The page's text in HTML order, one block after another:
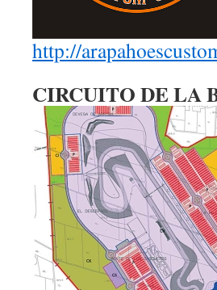
http://
CIRCUITO DE LA